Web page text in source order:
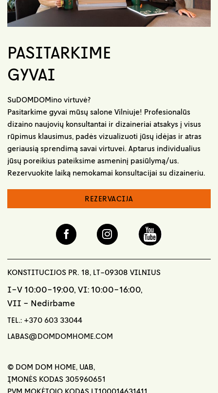
PASITARKIME
GYVAI
SuDOMDOMino virtuvė?
Pasitarkime gyvai mūsų salone Vilniuje! Profesionalūs
dizaino naujovių konsultantai ir dizaineriai atsakys į visus
rūpimus klausimus, padės vizualizuoti jūsų idėjas ir atras
geriausią sprendimą savai virtuvei. Aptarus individualius
jūsų poreikius pateiksime asmeninį pasiūlymą/us.
Rezervuokite laiką nemokamai konsultacijai su dizaineriu.
REZERVACIJA
KONSTITUCIJOS PR. 18, LT-09308 VILNIUS
I-V 10:00-19:00, VI: 10:00-16:00,
VII - Nedirbame
TEL.: +370 603 33044
LABAS@DOMDOMHOME.COM
© DOM DOM HOME, UAB,
ĮMONĖS KODAS 305960651
PVM MOKĖTOJO KODAS LT100014631411